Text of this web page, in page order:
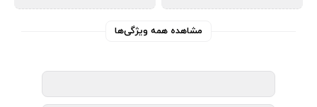
مشاهده همه ویژگی‌ها